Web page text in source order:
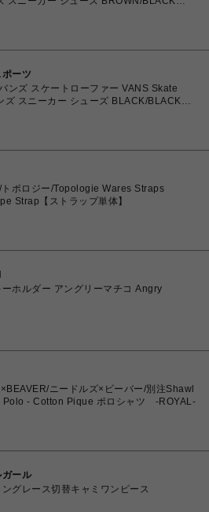
0198266309224
ーツ
バンズ スケートローファー VANS Skate
ズ スニーカー シューズ BLACK/BLACK
0198266309118
ポロジー/Topologie Wares Straps
Strap【ストラップ単体】
ーホルダー アングリーマチコ Angry
ニードルズ×ビーバー/別注Shawl
Polo - Cotton Pique ポロシャツ -ROYAL-
ガール
グレース切替キャミワンピース